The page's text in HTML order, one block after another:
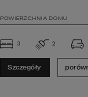
POWIERZCHNIA DOMU
3 2
Szczegóły